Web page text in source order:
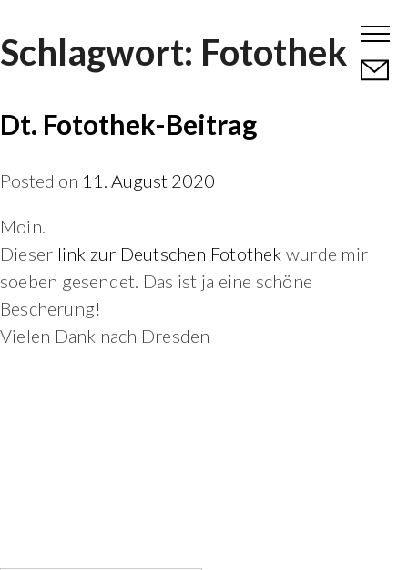
to
content
Schlagwort: Fotothek
Dt. Fotothek-Beitrag
Posted on 11. August 2020
Moin.
Dieser link zur Deutschen Fotothek wurde mir
soeben gesendet. Das ist ja eine schöne
Bescherung!
Vielen Dank nach Dresden